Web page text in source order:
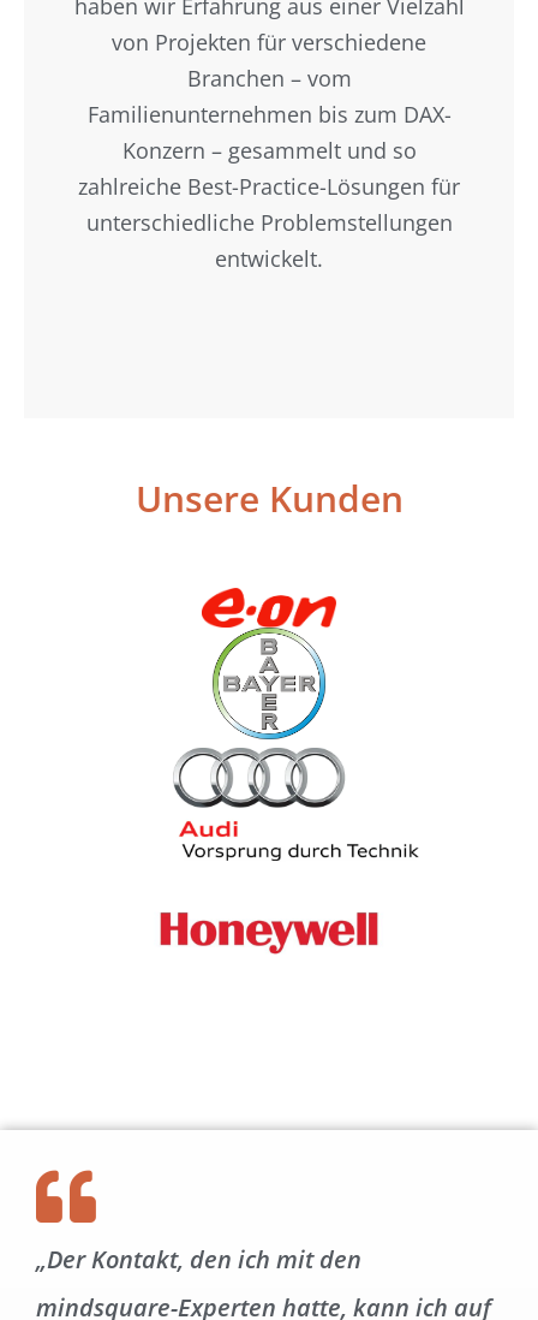
von Projekten für verschiedene
Branchen – vom
Familienunternehmen bis zum DAX-
Konzern – gesammelt und so
zahlreiche Best-Practice-Lösungen für
unterschiedliche Problemstellungen
entwickelt.
Unsere Kunden
„Der Kontakt, den ich mit den
mindsquare-Experten hatte, kann ich auf